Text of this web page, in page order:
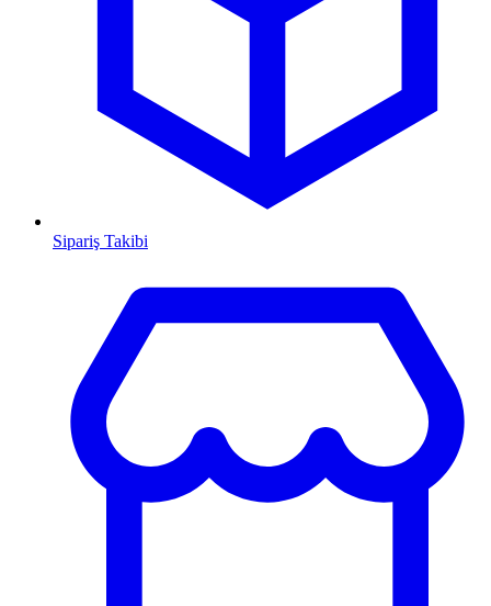
Sipariş Takibi